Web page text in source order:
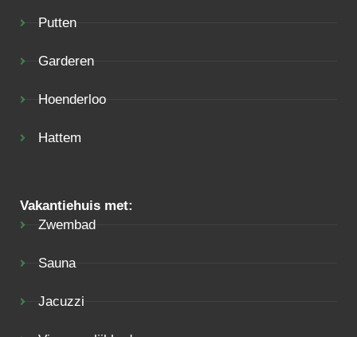
Putten
Garderen
Hoenderloo
Hattem
Vakantiehuis met:
Zwembad
Sauna
Jacuzzi